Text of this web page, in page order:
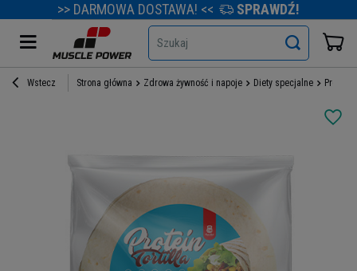
>> DARMOWA DOSTAWA! << SPRAWDŹ!
Szukaj
Wstecz Strona główna Zdrowa żywność i napoje Diety specjalne